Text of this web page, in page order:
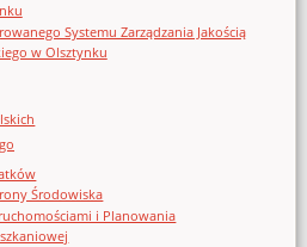
Systemu Zarządzania Jakością
w Olsztynku
Środowiska
i Planowania